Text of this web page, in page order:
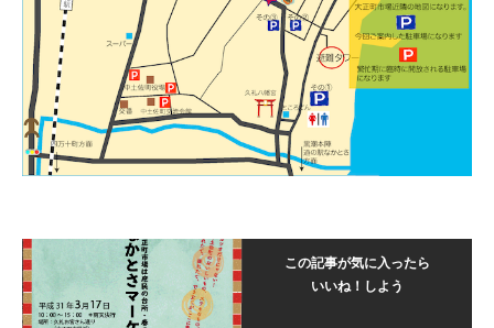
この記事が気に入ったら
いいね！しよう